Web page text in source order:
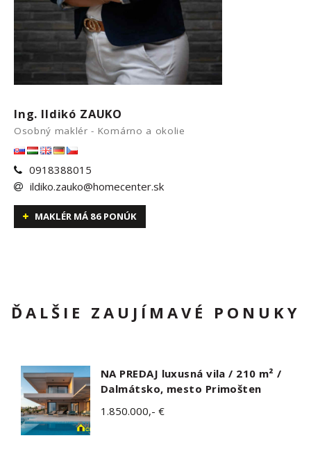
Ing. Ildikó ZAUKO
Osobný maklér - Komárno a okolie
0918388015
ildiko.zauko@homecenter.sk
MAKLÉR MÁ 86 PONÚK
ĎALŠIE ZAUJÍMAVÉ PONUKY
NA PREDAJ luxusná vila / 210 m² /
Dalmátsko, mesto Primošten
1.850.000,- €